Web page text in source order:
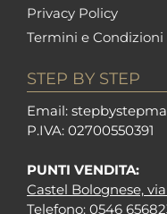
Privacy Policy
Termini e Condizioni
STEP BY STEP
Email: stepbystepm
P.IVA: 02700550391
PUNTI VENDITA:
Castel Bolognese,
Telefono: 0546